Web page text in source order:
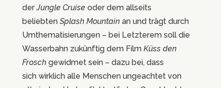
derJungle Cruiseoder dem allseits
beliebten Splash Mountainan und trägt durch
Umthematisierungen – bei Letzterem soll die
Wasserbahn zukünftig dem Film Küss den
Froschgewidmet sein – dazu bei, dass
sich wirklich alle Menschen ungeachtet von